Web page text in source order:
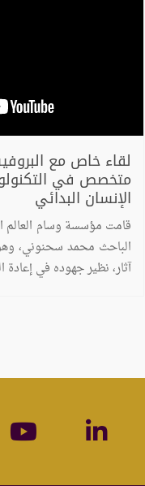
لقاء خاص مع
متخصص في
الإنسان البدائي
آثار، نظير جهوده في إعادة